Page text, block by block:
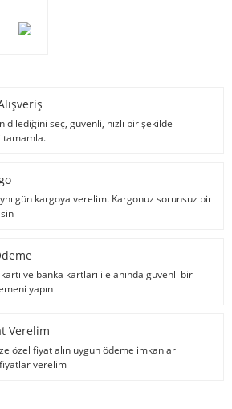
dilediğini seç, güvenli, hızlı bir şekilde
tamamla.
gün kargoya verelim. Kargonuz sorunsuz bir
ve banka kartları ile anında güvenli bir
yapın
Verelim
özel fiyat alın uygun ödeme imkanları
verelim